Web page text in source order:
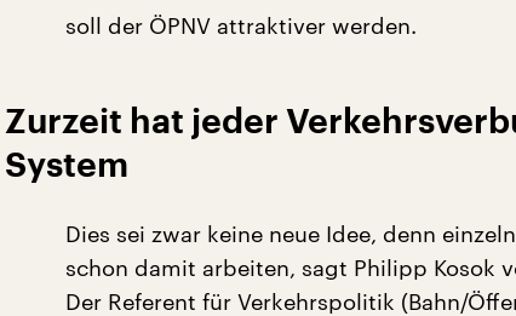
soll der ÖPNV attraktiver werden.
Zurzeit hat jeder
System
Dies sei zwar keine neue Idee, denn
schon damit arbeiten, sagt Philipp Kosok
Der Referent für Verkehrspolitik (Bahn/